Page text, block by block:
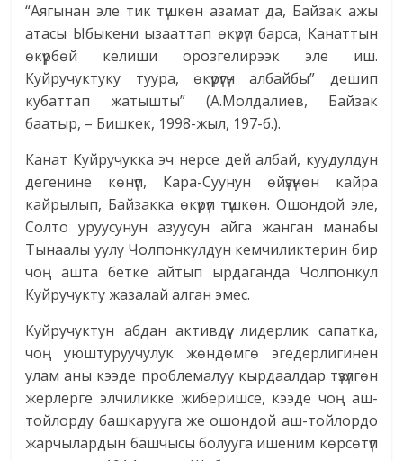
“Аягынан эле тик түшкөн азамат да, Байзак ажы
атасы Ыбыкени ызааттап өкүрүп барса, Канаттын
өкүрбөй келиши орозгелирээк эле иш.
Куйручуктуку туура, өкүрүгүн албайбы” дешип
кубаттап жатышты” (А.Молдалиев, Байзак
баатыр, – Бишкек, 1998-жыл, 197-б.).
Канат Куйручукка эч нерсе дей албай, куудулдун
дегенине көнүп, Кара-Суунун өйүзүнөн кайра
кайрылып, Байзакка өкүрүп түшкөн. Ошондой эле,
Солто уруусунун азуусун айга жанган манабы
Тынаалы уулу Чолпонкулдун кемчиликтерин бир
чоң ашта бетке айтып ырдаганда Чолпонкул
Куйручукту жазалай алган эмес.
Куйручуктун абдан активдүү, лидерлик сапатка,
чоң уюштуруучулук жөндөмгө эгедерлигинен
улам аны кээде проблемалуу кырдаалдар түзүлгөн
жерлерге элчиликке жиберишсе, кээде чоң аш-
тойлорду башкарууга же ошондой аш-тойлордо
жарчылардын башчысы болууга ишеним көрсөтүп